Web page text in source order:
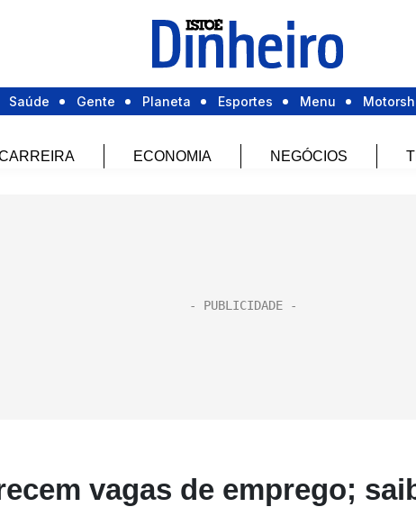
Saúde Gente Planeta Esportes Menu
ECONOMIA NEGÓCIOS
vagas de emprego;